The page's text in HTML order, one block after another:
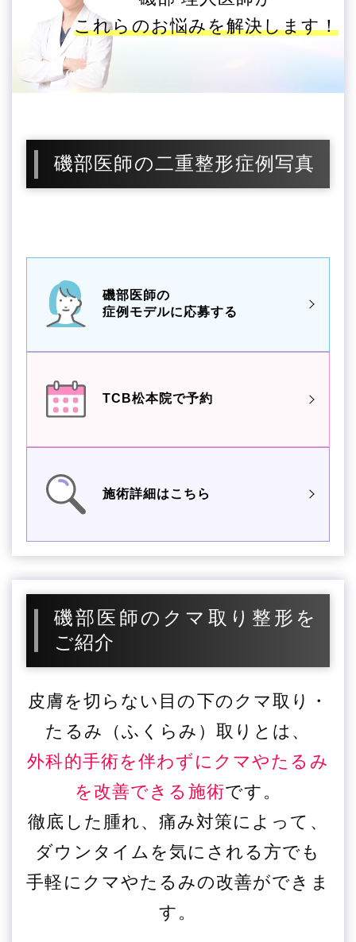
これらのお悩みを解決します！
磯部医師の二重整形症例写真
磯部医師の
症例モデルに応募する
TCB松本院で予約
施術詳細はこちら
磯部医師のクマ取り整形を
ご紹介
皮膚を切らない目の下のクマ取り・
たるみ（ふくらみ）取りとは、
外科的手術を伴わずにクマやたるみ
を改善できる施術です。
徹底した腫れ、痛み対策によって、
ダウンタイムを気にされる方でも
手軽にクマやたるみの改善ができま
す。